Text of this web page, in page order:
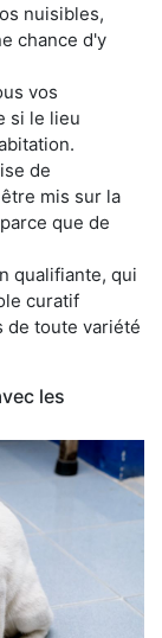
nuisibles,
chance d'y
vos
si le lieu
de
mis sur la
que de
qualifiante, qui
curatif
de toute variété
les